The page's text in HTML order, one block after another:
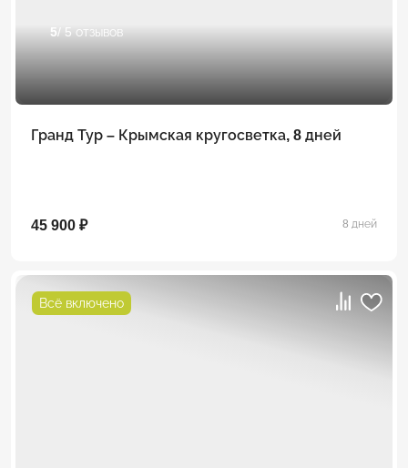
5/ 5 отзывов
Гранд Тур – Крымская кругосветка, 8 дней
45 900 ₽ 8 дней
Всё включено